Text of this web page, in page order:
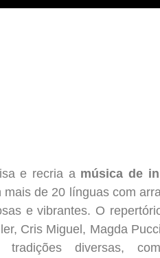
e recria a música de
de 20 línguas com
e vibrantes. O
Cris Miguel, Magda
diversas, com